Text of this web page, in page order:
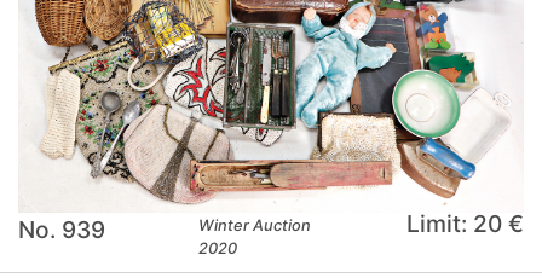
No. 939
Winter Auction
2020
Limit: 20 €